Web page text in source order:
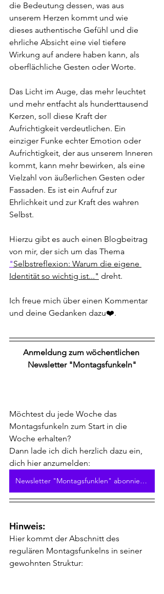
die Bedeutung dessen, was aus
unserem Herzen kommt und wie
dieses authentische Gefühl und die
ehrliche Absicht eine viel tiefere
Wirkung auf andere haben kann, als
oberflächliche Gesten oder Worte.
Das Licht im Auge, das mehr leuchtet
und mehr entfacht als hunderttausend
Kerzen, soll diese Kraft der
Aufrichtigkeit verdeutlichen. Ein
einziger Funke echter Emotion oder
Aufrichtigkeit, der aus unserem Inneren
kommt, kann mehr bewirken, als eine
Vielzahl von äußerlichen Gesten oder
Fassaden. Es ist ein Aufruf zur
Ehrlichkeit und zur Kraft des wahren
Selbst.
Hierzu gibt es auch einen Blogbeitrag
von mir, der sich um das Thema
"Selbstreflexion: Warum die eigene
Identität so wichtig ist..." dreht.
Ich freue mich über einen Kommentar
und deine Gedanken dazu❤️.
Anmeldung zum wöchentlichen
Newsletter "Montagsfunkeln"
Möchtest du jede Woche das
Montagsfunkeln zum Start in die
Woche erhalten?
Dann lade ich dich herzlich dazu ein,
dich hier anzumelden:
Newsletter "Montagsfunklen" abonnieren
Hinweis:
Hier kommt der Abschnitt des
regulären Montagsfunkelns in seiner
gewohnten Struktur: